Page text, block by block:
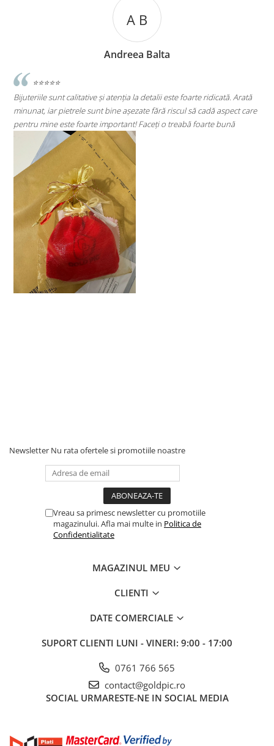
este foarte ridicată. Arată
riscul să cadă aspect care
o treabă foarte bună
⭐⭐⭐⭐⭐
Super mulțumită!! Sunt superbi cerceii!!!
Newsletter Nu rata ofertele si promotiile noastre
Vreau sa primesc newsletter cu promotiile
magazinului. Afla mai multe in Politica de
Confidentialitate
MAGAZINUL MEU
CLIENTI
DATE COMERCIALE
SUPORT CLIENTI LUNI - VINERI: 9:00 - 17:00
0761 766 565
contact@goldpic.ro
SOCIAL URMARESTE-NE IN SOCIAL MEDIA